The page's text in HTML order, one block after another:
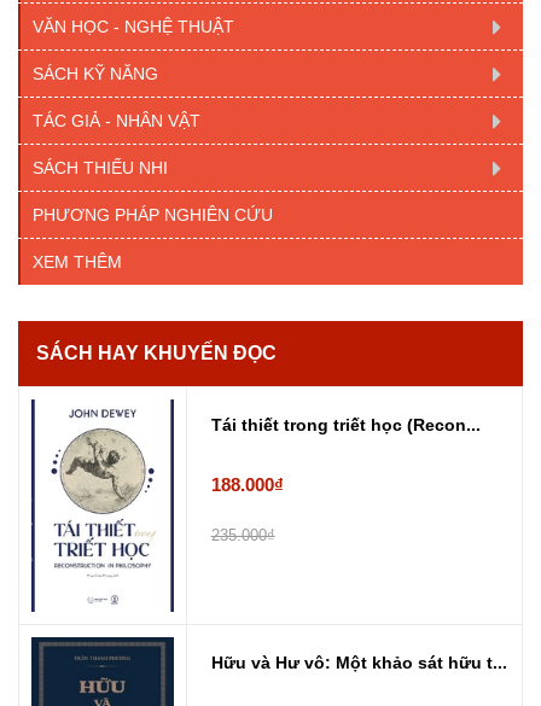
VĂN HỌC - NGHỆ THUẬT
SÁCH KỸ NĂNG
TÁC GIẢ - NHÂN VẬT
SÁCH THIẾU NHI
PHƯƠNG PHÁP NGHIÊN CỨU
XEM THÊM
SÁCH HAY KHUYẾN ĐỌC
Tái thiết trong triết học (Recon...
188.000₫
235.000₫
Hữu và Hư vô: Một khảo sát hữu t...